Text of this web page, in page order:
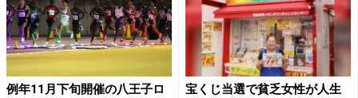
例年11月下旬開催の八王子ロ
宝くじ当選で貧乏女性が人生